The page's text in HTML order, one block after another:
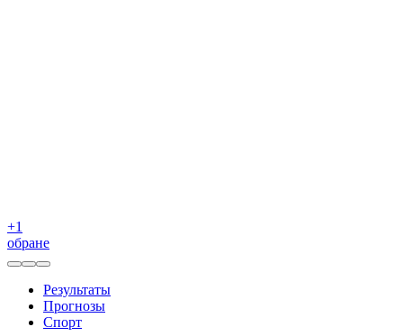
+1
обране
Результаты
Прогнозы
Спорт